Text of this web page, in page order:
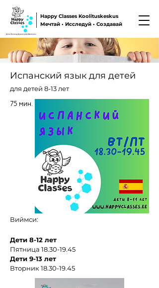
Happy Classes Koolituskeskus
Мечтай • Исследуй • Создавай
Испанский язык для детей
для детей 8-13 лет
75 мин.
Виймси:
Дети 8-12 лет
Пятница 18.30-19.45
Дети 9-13 лет
Вторник 18.30-19.45